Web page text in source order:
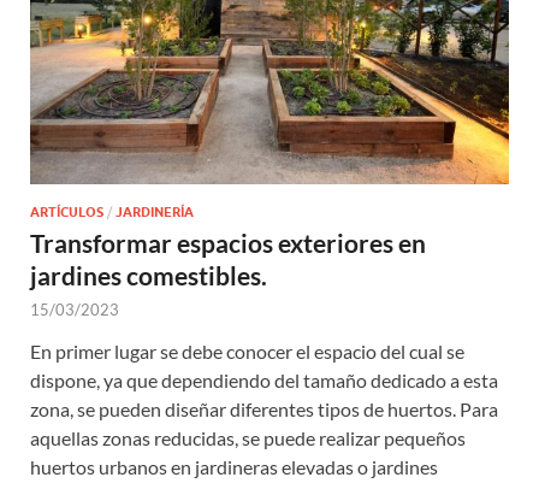
ARTÍCULOS / JARDINERÍA
Transformar espacios exteriores en
jardines comestibles.
15/03/2023
En primer lugar se debe conocer el espacio del cual se
dispone, ya que dependiendo del tamaño dedicado a esta
zona, se pueden diseñar diferentes tipos de huertos. Para
aquellas zonas reducidas, se puede realizar pequeños
huertos urbanos en jardineras elevadas o jardines